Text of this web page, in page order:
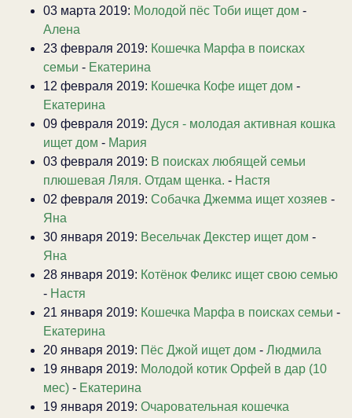
03 марта 2019: Молодой пёс Тоби ищет дом -
Алена
23 февраля 2019: Кошечка Марфа в поисках
семьи - Екатерина
12 февраля 2019: Кошечка Кофе ищет дом -
Екатерина
09 февраля 2019: Дуся - молодая активная кошка
ищет дом - Мария
03 февраля 2019: В поисках любящей семьи
плюшевая Ляля. Отдам щенка. - Настя
02 февраля 2019: Собачка Джемма ищет хозяев -
Яна
30 января 2019: Весельчак Декстер ищет дом -
Яна
28 января 2019: Котёнок Феликс ищет свою семью
- Настя
21 января 2019: Кошечка Марфа в поисках семьи -
Екатерина
20 января 2019: Пёс Джой ищет дом - Людмила
19 января 2019: Молодой котик Орфей в дар (10
мес) - Екатерина
19 января 2019: Очаровательная кошечка